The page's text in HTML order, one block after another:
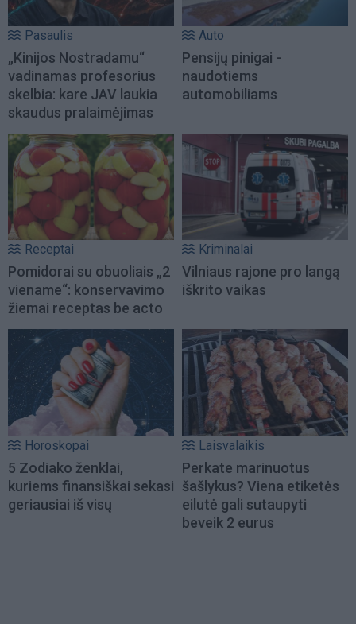
Pasaulis
„Kinijos Nostradamu“
vadinamas profesorius
skelbia: kare JAV laukia
skaudus pralaimėjimas
Auto
Pensijų pinigai -
naudotiems
automobiliams
Receptai
Pomidorai su obuoliais „2
viename“: konservavimo
žiemai receptas be acto
Kriminalai
Vilniaus rajone pro langą
iškrito vaikas
Horoskopai
5 Zodiako ženklai,
kuriems finansiškai sekasi
geriausiai iš visų
Laisvalaikis
Perkate marinuotus
šašlykus? Viena etiketės
eilutė gali sutaupyti
beveik 2 eurus